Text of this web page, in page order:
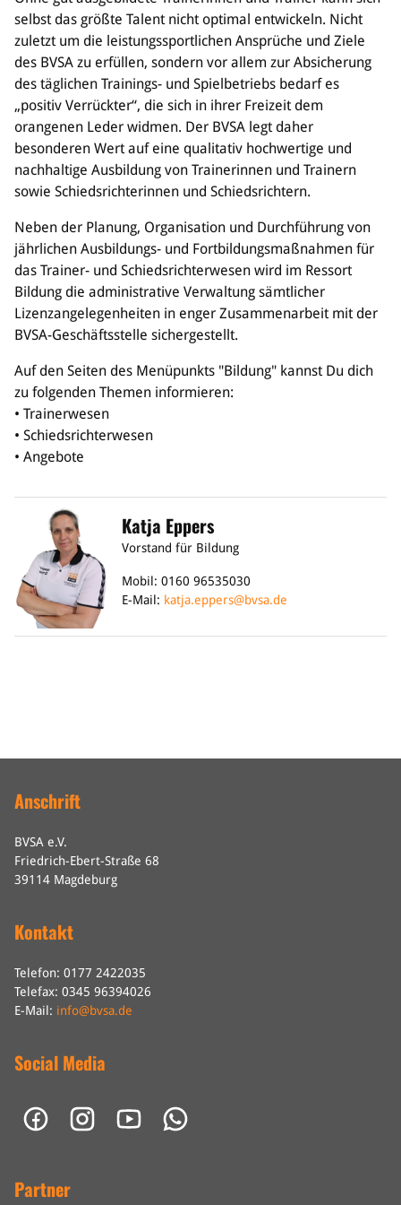
Sponsoren & Partner
Sportorganisation
Philosophie
Spielbetrieb
Hallenübersicht
Digitaler Spielberichtsbogen
Regelwerk
Leistungssport
Ausrichtung
Auswahlen
Mitteldeutsche Liga (MDL)
Jugend & Schulsport
Allgemeines
Projekte
Bildung
Info
Bildungsnetzwerk
Schiedsrichterwesen
Bildungsangebote im BVSA
Externe Bildungsangebote
Service
selbst das größte Talent nicht optimal entwickeln. Nicht
zuletzt um die leistungssportlichen Ansprüche und Ziele
des BVSA zu erfüllen, sondern vor allem zur Absicherung
des täglichen Trainings- und Spielbetriebs bedarf es
„positiv Verrückter“, die sich in ihrer Freizeit dem
orangenen Leder widmen. Der BVSA legt daher
besonderen Wert auf eine qualitativ hochwertige und
nachhaltige Ausbildung von Trainerinnen und Trainern
sowie Schiedsrichterinnen und Schiedsrichtern.
Neben der Planung, Organisation und Durchführung von
jährlichen Ausbildungs- und Fortbildungsmaßnahmen für
das Trainer- und Schiedsrichterwesen wird im Ressort
Bildung die administrative Verwaltung sämtlicher
Lizenzangelegenheiten in enger Zusammenarbeit mit der
BVSA-Geschäftsstelle sichergestellt.
Auf den Seiten des Menüpunkts "Bildung" kannst Du dich
zu folgenden Themen informieren:
• Trainerwesen
• Schiedsrichterwesen
• Angebote
Katja Eppers
Vorstand für Bildung
Mobil: 0160 96535030
E-Mail: katja.eppers@bvsa.de
Anschrift
BVSA e.V.
Friedrich-Ebert-Straße 68
39114 Magdeburg
Kontakt
Telefon: 0177 2422035
Telefax: 0345 96394026
E-Mail: info@bvsa.de
Social Media
Partner